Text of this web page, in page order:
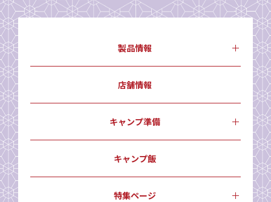
製品情報
店舗情報
キャンプ準備
キャンプ飯
特集ページ